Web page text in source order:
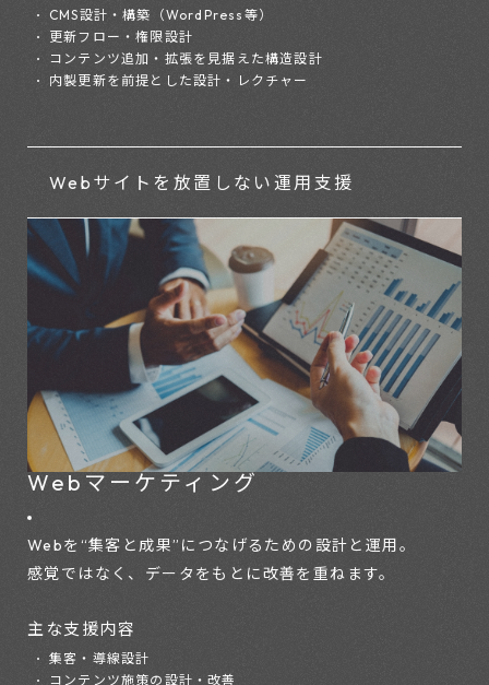
CMS設計・構築（WordPress等）
更新フロー・権限設計
コンテンツ追加・拡張を見据えた構造設計
内製更新を前提とした設計・レクチャー
Webサイトを放置しない 運用支援
Webマーケティング
Webを“集客と成果”につなげるための設計と運用。
感覚ではなく、データをもとに改善を重ねます。
主な支援内容
集客・導線設計
コンテンツ施策の設計・改善